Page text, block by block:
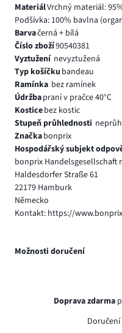
MateriálVrchný materiál:
Podšívka: 100% bavlna
Barvačerná + bílá
Číslo zboží90540381
Vyztužení nevyztužená
Typ košíčku bandeau
Ramínka bez ramínek
Údržbapraní v pračce 40°C
Kosticebez kostic
Stupeň průhlednosti
Značkabonprix
Hospodářský subjekt
bonprix Handelsgesellschaft
Haldesdorfer Straße 61
22179 Hamburk
Německo
Kontakt: https://
Možnosti doručení
Doprava zdarma